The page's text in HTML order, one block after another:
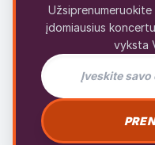
įdomiausius
vyksta
El. pašto adresas